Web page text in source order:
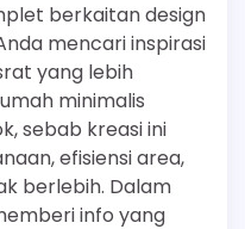
berkaitan design
mencari inspirasi
yang lebih
minimalis
sebab kreasi ini
efisiensi area,
berlebih. Dalam
info yang